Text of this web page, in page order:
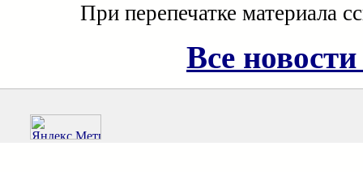
При перепечатке материала
Все